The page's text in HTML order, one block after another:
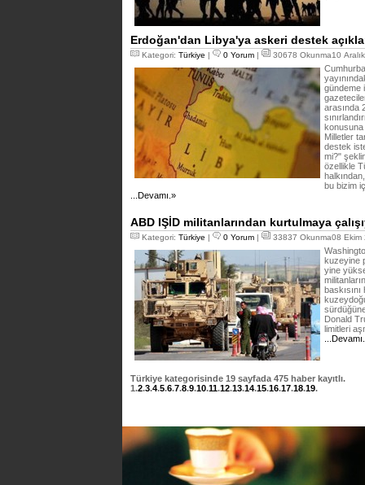
Erdoğan'dan Libya'ya askeri destek
Kategori: Türkiye | 0 Yorum | 30678 Okunma10
gündeme
arasında
konusuna
Milletler
destek
mi?"
özellikle
bu bizim
...Devamı.»
ABD IŞİD militanlarından kurtulmaya
Kategori: Türkiye | 0 Yorum | 33837 Okunma08 Ekim
kuzeyine
yine
Donald
limitleri
Türkiye kategorisinde 19 sayfada 475 haber kayıtlı.
1.2.3.4.5.6.7.8.9.10.11.12.13.14.15.16.17.18.19.